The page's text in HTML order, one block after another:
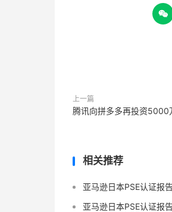

上一篇
腾讯向拼多多再投资5000
相关推荐
亚马逊日本PSE认证报
亚马逊日本PSE认证报